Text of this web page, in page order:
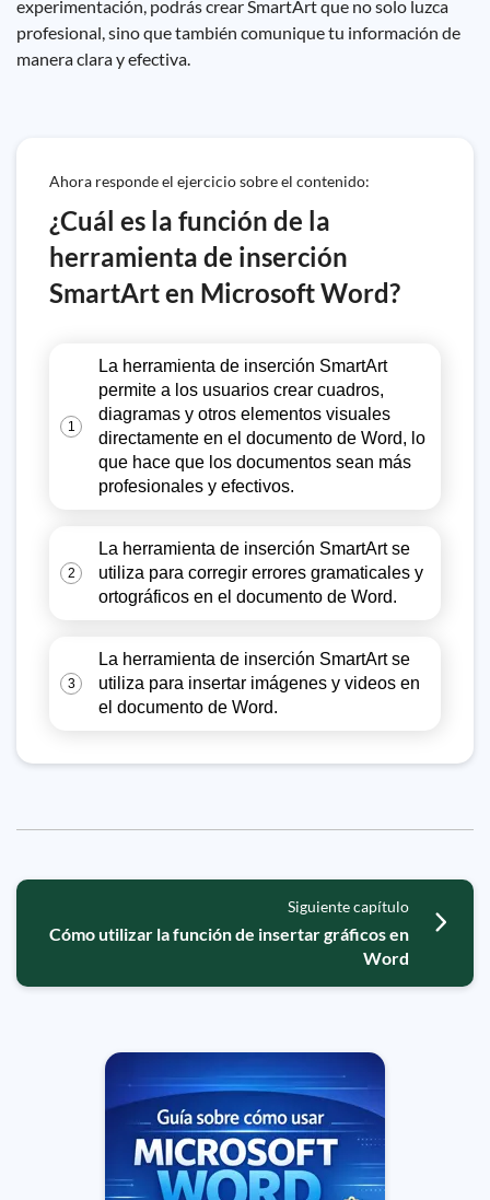
experimentación, podrás crear SmartArt que no solo luzca
profesional, sino que también comunique tu información de
manera clara y efectiva.
Ahora responde el ejercicio sobre el contenido:
¿Cuál es la función de la
herramienta de inserción
SmartArt en Microsoft Word?
1
La herramienta de inserción SmartArt
permite a los usuarios crear cuadros,
diagramas y otros elementos visuales
directamente en el documento de Word, lo
que hace que los documentos sean más
profesionales y efectivos.
2
La herramienta de inserción SmartArt se
utiliza para corregir errores gramaticales y
ortográficos en el documento de Word.
3
La herramienta de inserción SmartArt se
utiliza para insertar imágenes y videos en
el documento de Word.
Siguiente capítulo
Cómo utilizar la función de insertar gráficos en
Word